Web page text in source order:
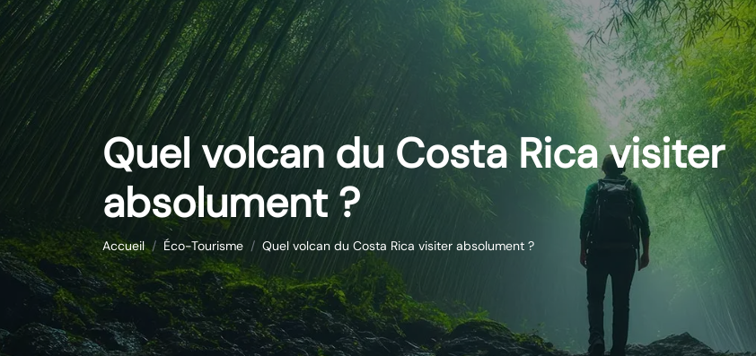
Quel volcan du Costa Rica visiter
absolument ?
Accueil Éco-Tourisme Quel volcan du Costa Rica visiter absolument ?